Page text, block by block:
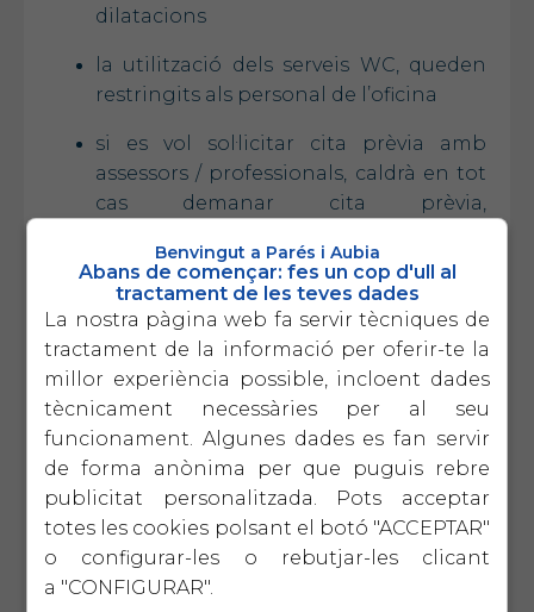
dilatacions
la utilització dels serveis WC, queden
restringits als personal de l’oficina
si es vol sol·licitar cita prèvia amb
assessors / professionals, caldrà en tot
cas demanar cita prèvia,
professional o bé telefònicament
si és possible es realitzaran les
reunions de forma telefònica o
telemàtica de forma preferent, sinó
presencialment, sempre però amb dia
i hora prèvia assignada
Aquests requisits són pel
compliment de les mesures de
seguretat sanitària i alhora per
mantenir un servei d’atenció
professional i personalitzat.
Benvingut a Parés i Aubia
Abans de començar: fes un cop d'ull al
tractament de les teves dades
La nostra pàgina web fa servir tècniques de
tractament de la informació per oferir-te la
millor experiència possible, incloent dades
tècnicament necessàries per al seu
funcionament. Algunes dades es fan servir
de forma anònima per que puguis rebre
publicitat personalitzada. Pots acceptar
totes les cookies polsant el botó "ACCEPTAR"
o configurar-les o rebutjar-les clicant
a "CONFIGURAR".